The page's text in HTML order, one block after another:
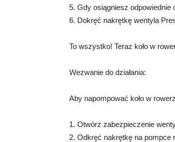
5. Gdy osiągniesz odpowiednie
6. Dokręć nakrętkę wentyla
To wszystko! Teraz koło w
Wezwanie do działania:
Aby napompować koło w
1. Otwórz zabezpieczenie
2. Odkręć nakrętkę na pompce